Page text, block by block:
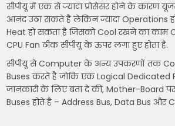
सीपीयू में एक से ज्यादा प्रोसेसर होने के कारण
आनंद उठा सकते है लेकिन ज्यादा Operations
Heat हो सकता है जिसको Cool रखने का काम
CPU Fan ठीक सीपीयू के ऊपर लगा हुए होता है.
सीपीयू से Computer के अन्य उपकरणों तक
Buses करते है जोकि एक Logical Dedicated
जानकारी के लिए बता दे की, Mother-Board
Buses होते है – Address Bus, Data Bus और